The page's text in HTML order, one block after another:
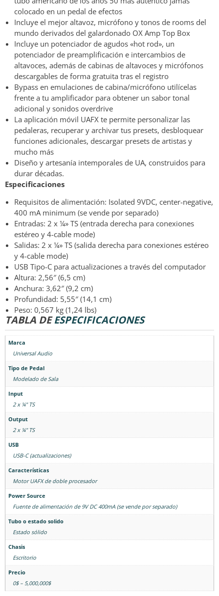
colocado en un pedal de efectos
Incluye el mejor altavoz, micrófono y tonos de rooms del
mundo derivados del galardonado OX Amp Top Box
Incluye un potenciador de agudos «hot rod», un
potenciador de preamplificación e intercambios de
altavoces, además de cabinas de altavoces y micrófonos
descargables de forma gratuita tras el registro
Bypass en emulaciones de cabina/micrófono utilícelas
frente a tu amplificador para obtener un sabor tonal
adicional y sonidos overdrive
La aplicación móvil UAFX te permite personalizar las
pedaleras, recuperar y archivar tus presets, desbloquear
funciones adicionales, descargar presets de artistas y
mucho más
Diseño y artesanía intemporales de UA, construidos para
durar décadas.
Especificaciones
Requisitos de alimentación: Isolated 9VDC, center-negative,
400 mA minimum (se vende por separado)
Entradas: 2 x ¼» TS (entrada derecha para conexiones
estéreo y 4-cable mode)
Salidas: 2 x ¼» TS (salida derecha para conexiones estéreo
y 4-cable mode)
USB Tipo-C para actualizaciones a través del computador
Altura: 2,56″ (6,5 cm)
Anchura: 3,62″ (9,2 cm)
Profundidad: 5,55″ (14,1 cm)
Peso: 0,567 kg (1,24 lbs)
TABLA DEESPECIFICACIONES
Marca
Universal Audio
Tipo de Pedal
Modelado de Sala
Input
2 x ¼" TS
Output
2 x ¼" TS
USB
USB-C (actualizaciones)
Características
Motor UAFX de doble procesador
Power Source
Fuente de alimentación de 9V DC 400mA (se vende por separado)
Tubo o estado solido
Estado sólido
Chasis
Escritorio
Precio
0$ – 5,000,000$